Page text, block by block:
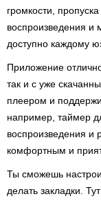
громкости,
воспроизведения
доступно каждому
Приложение
так и с уже
плеером и
например, таймер
воспроизведения
комфортным и
Ты сможешь
делать закладки.